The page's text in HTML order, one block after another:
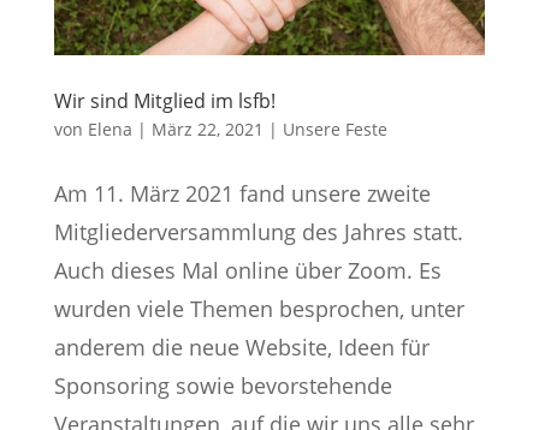
Wir sind Mitglied im lsfb!
von Elena | März 22, 2021 | Unsere Feste
Am 11. März 2021 fand unsere zweite
Mitgliederversammlung des Jahres statt.
Auch dieses Mal online über Zoom. Es
wurden viele Themen besprochen, unter
anderem die neue Website, Ideen für
Sponsoring sowie bevorstehende
Veranstaltungen, auf die wir uns alle sehr